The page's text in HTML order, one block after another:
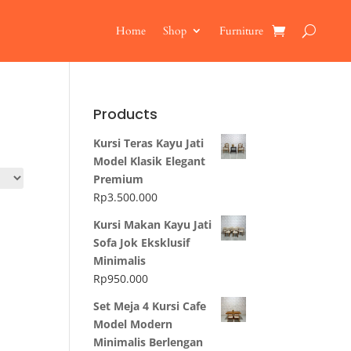
Home Shop Furniture
Products
Kursi Teras Kayu Jati
Model Klasik Elegant
Premium
Rp3.500.000
Kursi Makan Kayu Jati
Sofa Jok Eksklusif
Minimalis
Rp950.000
Set Meja 4 Kursi Cafe
Model Modern
Minimalis Berlengan